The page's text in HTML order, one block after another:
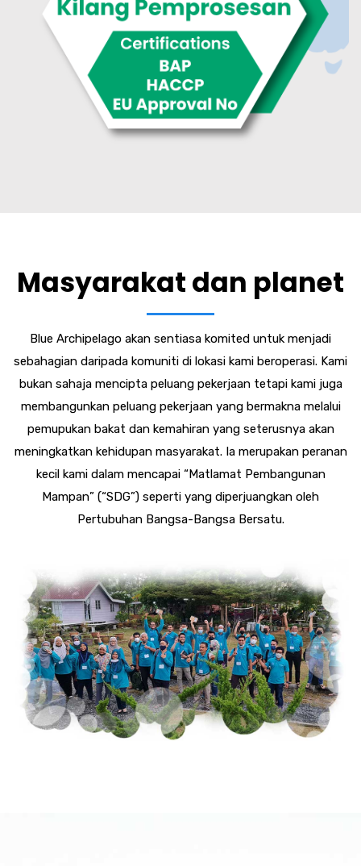
Masyarakat dan planet
Blue Archipelago akan sentiasa komited untuk menjadi
sebahagian daripada komuniti di lokasi kami beroperasi. Kami
bukan sahaja mencipta peluang pekerjaan tetapi kami juga
membangunkan peluang pekerjaan yang bermakna melalui
pemupukan bakat dan kemahiran yang seterusnya akan
meningkatkan kehidupan masyarakat. Ia merupakan peranan
kecil kami dalam mencapai “Matlamat Pembangunan
Mampan” (“SDG”) seperti yang diperjuangkan oleh
Pertubuhan Bangsa-Bangsa Bersatu.